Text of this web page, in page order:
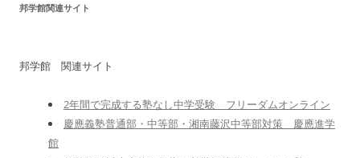
邦学館関連サイト
邦学館 関連サイト
2年間で完成する塾なし中学受験 フリーダムオンライン
慶應義塾普通部・中等部・湘南藤沢中等部対策 慶應進学
館